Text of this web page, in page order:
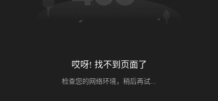
哎呀! 找不到页面了
检查您的网络环境，稍后再试...